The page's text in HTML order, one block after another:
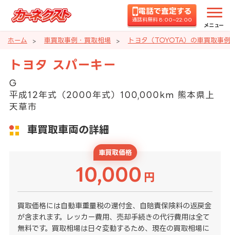
電話で査定する
通話料無料 8:00~22:00
メニュー
ホーム 車買取事例・買取相場 トヨタ（TOYOTA）の車買取事
トヨタ スパーキー
G
平成12年式（2000年式）100,000km 熊本県上
天草市
車買取車両の詳細
車買取価格
10,000 円
買取価格には自動車重量税の還付金、自賠責保険料の返戻金
が含まれます。レッカー費用、売却手続きの代行費用は全て
無料です。買取相場は日々変動するため、現在の買取相場に